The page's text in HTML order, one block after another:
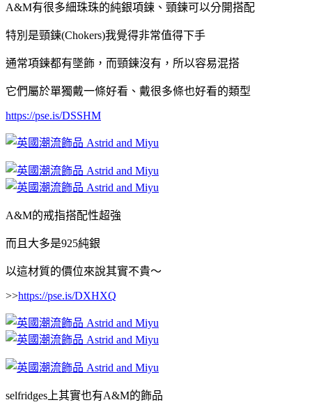
A&M有很多細珠珠的純銀項鍊、頸鍊可以分開搭配
特別是頸鍊(Chokers)我覺得非常值得下手
通常項鍊都有墜飾，而頸鍊沒有，所以容易混搭
它們屬於單獨戴一條好看、戴很多條也好看的類型
https://pse.is/DSSHM
A&M的戒指搭配性超強
而且大多是925純銀
以這材質的價位來說其實不貴～
>>https://pse.is/DXHXQ
selfridges上其實也有A&M的飾品